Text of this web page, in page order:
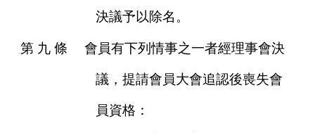
決議予以除名。
第 九 條 會員有下列情事之一者經理事會決
議，提請會員大會追認後喪失會
員資格：